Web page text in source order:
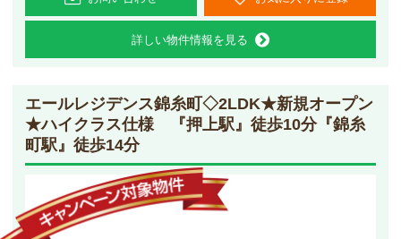
詳しい物件情報を見る
エールレジデンス錦糸町◇2LDK★新規オープン
★ハイクラス仕様 『押上駅』徒歩10分『錦糸
町駅』徒歩14分